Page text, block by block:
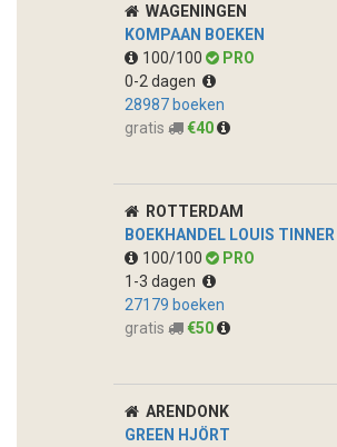
WAGENINGEN
KOMPAAN BOEKEN
100/100
PRO
0-2 dagen
28987 boeken
gratis
€40
ROTTERDAM
BOEKHANDEL LOUIS TINNER
100/100
PRO
1-3 dagen
27179 boeken
gratis
€50
ARENDONK
GREEN HJÖRT